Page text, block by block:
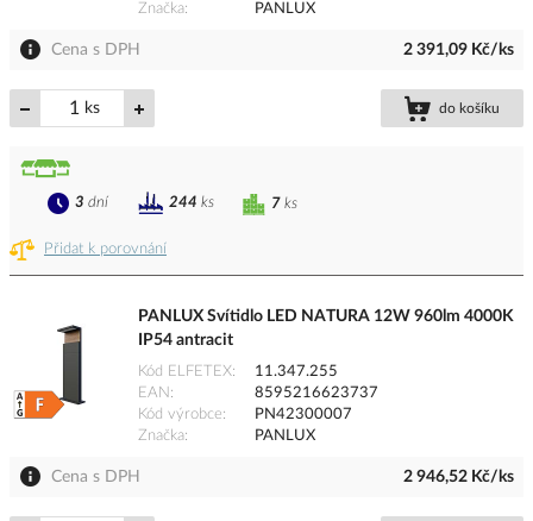
Značka
PANLUX
Cena s DPH 2 391,09 Kč/ks
ks do košíku
Přidat k porovnání
7 ks
3 dní 244 ks
PANLUX Svítidlo LED NATURA 12W 960lm 4000K
IP54 antracit
Kód ELFETEX
11.347.255
EAN
8595216623737
Kód výrobce
PN42300007
Značka
PANLUX
Cena s DPH 2 946,52 Kč/ks